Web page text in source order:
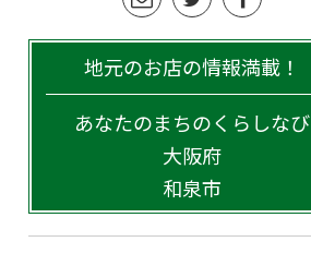
地元のお店の情報満載！
あなたのまちのくらしなび
大阪府
和泉市